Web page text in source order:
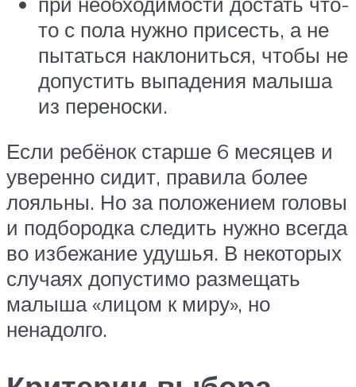
то с пола нужно присесть, а не
пытаться наклониться, чтобы не
допустить выпадения малыша
из переноски.
Если ребёнок старше 6 месяцев и
уверенно сидит, правила более
лояльны. Но за положением головы
и подбородка следить нужно всегда
во избежание удушья. В некоторых
случаях допустимо размещать
малыша «лицом к миру», но
ненадолго.